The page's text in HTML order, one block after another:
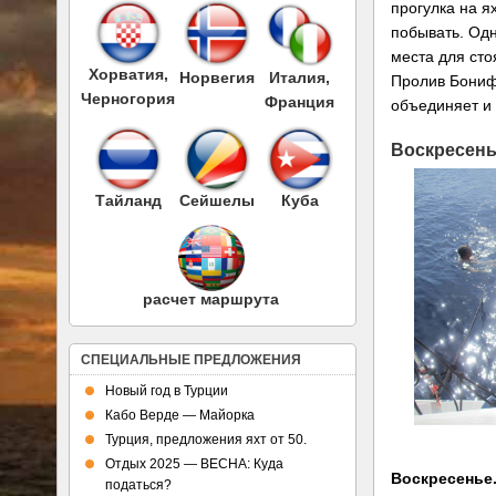
прогулка на
побывать.
места для
Пролив
объединяет и
Воскресенье.
Хорватия,
Черногория
Норвегия
Италия,
Франция
Тайланд Сейшелы Куба
расчет маршрута
СПЕЦИАЛЬНЫЕ ПРЕДЛОЖЕНИЯ
Новый год в Турции
Кабо Верде — Майорка
Турция, предложения яхт от 50.
Отдых 2025 — ВЕСНА: Куда
податься?